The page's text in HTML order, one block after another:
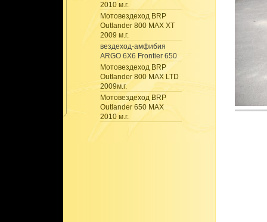
2010 м.г.
Мотовездеход BRP
Outlander 800 MAX XT
2009 м.г.
вездеход-амфибия
ARGO 6X6 Frontier 650
Мотовездеход BRP
Outlander 800 MAX LTD
2009м.г.
Мотовездеход BRP
Outlander 650 MAX
2010 м.г.